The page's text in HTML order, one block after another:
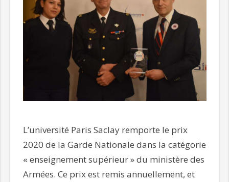
L’université Paris Saclay remporte le prix
2020 de la Garde Nationale dans la catégorie
« enseignement supérieur » du ministère des
Armées. Ce prix est remis annuellement, et